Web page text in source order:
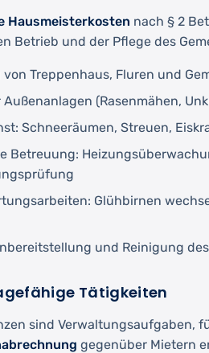
Hausmeisterkosten nach § 2
Betrieb und der Pflege des
von Treppenhaus, Fluren und
Außenanlagen (Rasenmähen,
Schneeräumen, Streuen,
Betreuung:
Glühbirnen
und Reinigung
Tätigkeiten
sind Verwaltungsaufgaben,
gegenüber Mietern